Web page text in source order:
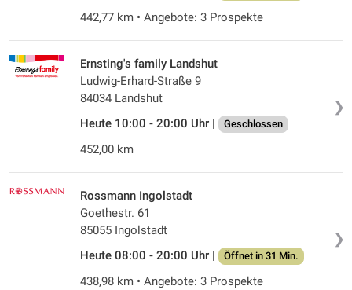
442,77 km • Angebote: 3 Prospekte
❯
Ernsting's family Landshut
Ludwig-Erhard-Straße 9
84034 Landshut
Heute 10:00 - 20:00 Uhr |
Geschlossen
452,00 km
❯
Rossmann Ingolstadt
Goethestr. 61
85055 Ingolstadt
Heute 08:00 - 20:00 Uhr |
Öffnet in 31 Min.
438,98 km • Angebote: 3 Prospekte